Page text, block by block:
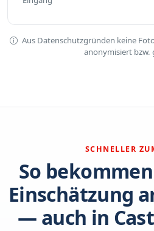
Aus Datenschutzgründen keine
anonymisiert bzw.
SCHNELLER
So
Einschätzung
— auch in